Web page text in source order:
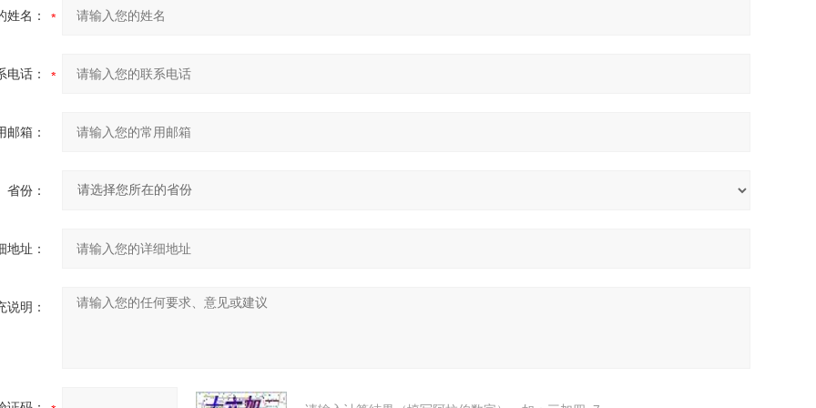
姓名：
电话：
邮箱：
省份：
地址：
说明：